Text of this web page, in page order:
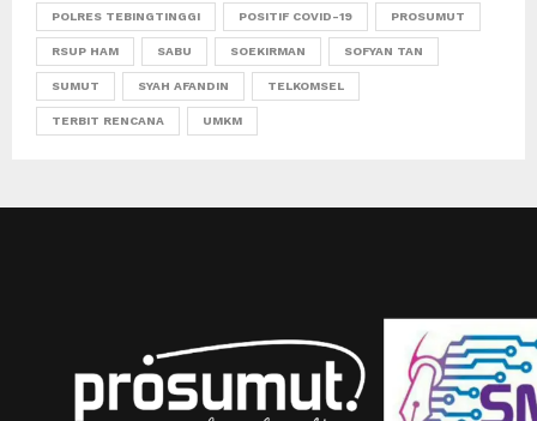
POLRES TEBINGTINGGI POSITIF COVID-19 PROSUMUT
RSUP HAM SABU SOEKIRMAN SOFYAN TAN
SUMUT SYAH AFANDIN TELKOMSEL
TERBIT RENCANA UMKM